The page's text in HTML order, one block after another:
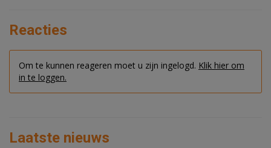
Reacties
Om te kunnen reageren moet u zijn ingelogd. Klik hier om
in te loggen.
Laatste nieuws